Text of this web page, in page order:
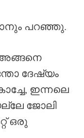
പറഞ്ഞു.
അങ്ങനെ
ദേഷ്യം
ഇന്നലെ
ജോലി
ഒരു